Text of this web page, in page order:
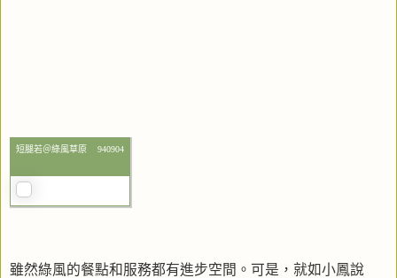
短腿若＠綠風草原 940904
雖然綠風的餐點和服務都有進步空間。可是，就如小鳳說